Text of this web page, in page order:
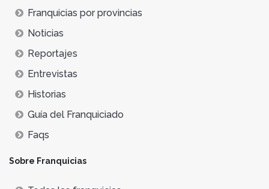
Franquicias por provincias
Noticias
Reportajes
Entrevistas
Historias
Guía del Franquiciado
Faqs
Sobre Franquicias